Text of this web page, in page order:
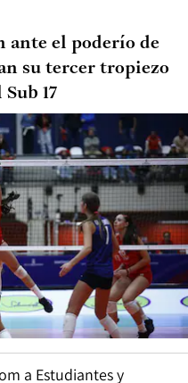
ante el poderío de
su tercer tropiezo
17
a Estudiantes y